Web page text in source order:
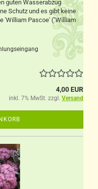
guten Wasserabzug
Schutz und es gibt keine
'William Pascoe' ("William
4,00 EUR
inkl. 7% MwSt. zzgl. Versand